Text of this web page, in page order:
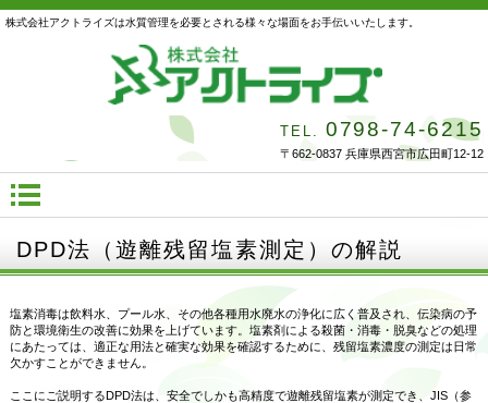
株式会社アクトライズは水質管理を必要とされる様々な場面をお手伝いいたします。
TEL. 0798-74-6215
〒662-0837 兵庫県西宮市広田町12-12
DPD法（遊離残留塩素測定）の解説
塩素消毒は飲料水、プール水、その他各種用水廃水の浄化に広く普及され、伝染病の予
防と環境衛生の改善に効果を上げています。塩素剤による殺菌・消毒・脱臭などの処理
にあたっては、適正な用法と確実な効果を確認するために、残留塩素濃度の測定は日常
欠かすことができません。
ここにご説明するDPD法は、安全でしかも高精度で遊離残留塩素が測定でき、JIS（参